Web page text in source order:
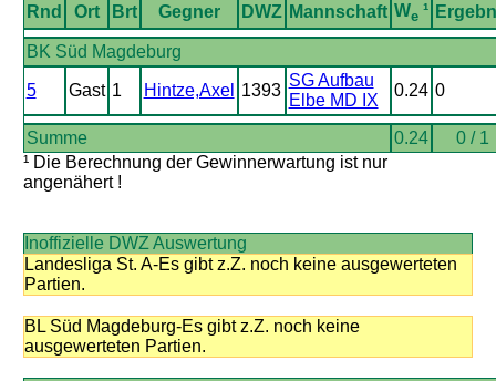
Rnd
Ort Brt Gegner DWZ Mannschaft We¹
BK Süd Magdeburg
5 Gast 1 Hintze,Axel 1393
SG Aufbau
Elbe MD IX
0.24 0
Summe 0.24
0 / 1
¹ Die Berechnung der Gewinnerwartung ist nur
angenähert !
Inoffizielle DWZ Auswertung
Landesliga St. A-Es gibt z.Z. noch keine ausgewerteten
Partien.
BL Süd Magdeburg-Es gibt z.Z. noch keine
ausgewerteten Partien.